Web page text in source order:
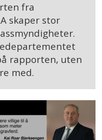
fra
skaper stor
rapporten, uten
med.